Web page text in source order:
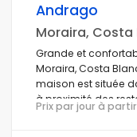
Andrago
Moraira, Costa
Grande et
Moraira, Costa
maison est située
à proximité des
500 m de la plage
Prix par jour à